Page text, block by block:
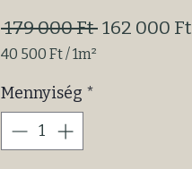
179 000 Ft Szokásos
162 000 Ft
40 500 Ft/1m²
meter
ára:
40 500 Ft
Mennyiség *